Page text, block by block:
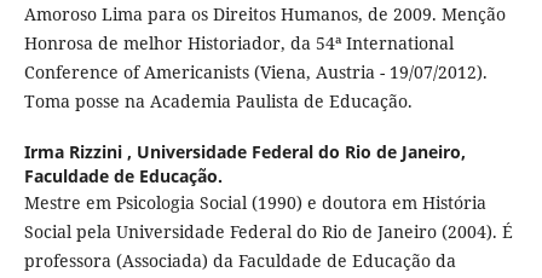
Amoroso Lima para os Direitos Humanos, de 2009. Menção
Honrosa de melhor Historiador, da 54ª International
Conference of Americanists (Viena, Austria - 19/07/2012).
Toma posse na Academia Paulista de Educação.
Irma Rizzini , Universidade Federal do Rio de Janeiro,
Faculdade de Educação.
Mestre em Psicologia Social (1990) e doutora em História
Social pela Universidade Federal do Rio de Janeiro (2004). É
professora (Associada) da Faculdade de Educação da